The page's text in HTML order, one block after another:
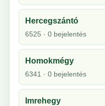
Hercegszántó
6525 · 0 bejelentés
Homokmégy
6341 · 0 bejelentés
Imrehegy